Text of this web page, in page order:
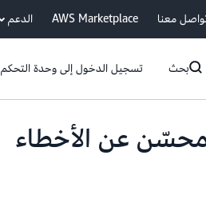
معنا AWS Marketplace الدعم
بحث تسجيل الدخول إلى وحدة التحكم